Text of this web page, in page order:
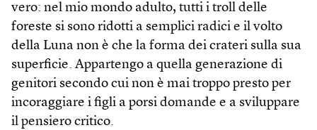
vero: nel mio mondo adulto, tutti i troll delle
foreste si sono ridotti a semplici radici e il volto
della Luna non è che la forma dei crateri sulla sua
superficie. Appartengo a quella generazione di
genitori secondo cui non è mai troppo presto per
incoraggiare i figli a porsi domande e a sviluppare
il pensiero critico.